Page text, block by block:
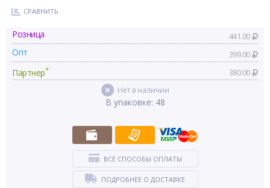
СРАВНИТЬ
Розница 441.00
Опт 399.00
Партнер* 380.00
Нет в наличии
В упаковке: 48
ВСЕ СПОСОБЫ ОПЛАТЫ
ПОДРОБНЕЕ О ДОСТАВКЕ